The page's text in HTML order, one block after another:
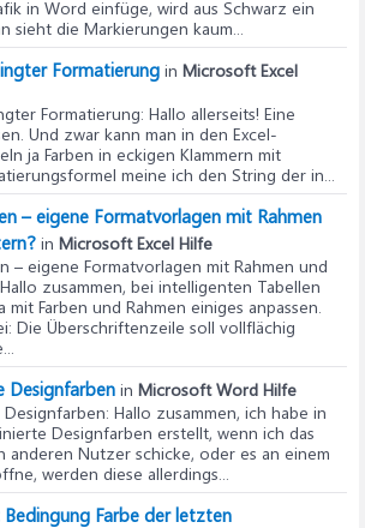
in Word einfüge, wird aus Schwarz ein
sieht die Markierungen kaum...
Formatierung in Microsoft Excel
Formatierung: Hallo allerseits! Eine
Und zwar kann man in den Excel-
ja Farben in eckigen Klammern mit
meine ich den String der in...
– eigene Formatvorlagen mit Rahmen
in Microsoft Excel Hilfe
– eigene Formatvorlagen mit Rahmen und
zusammen, bei intelligenten Tabellen
mit Farben und Rahmen einiges anpassen.
Die Überschriftenzeile soll vollflächig
Designfarben in Microsoft Word Hilfe
: Hallo zusammen, ich habe in
Designfarben erstellt, wenn ich das
anderen Nutzer schicke, oder es an einem
werden diese allerdings...
Farbe der letzten